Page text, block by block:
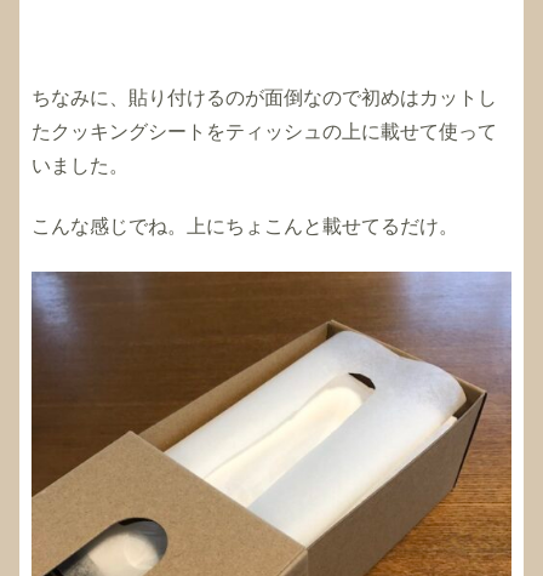
ちなみに、貼り付けるのが面倒なので初めはカットし
たクッキングシートをティッシュの上に載せて使って
いました。
こんな感じでね。上にちょこんと載せてるだけ。